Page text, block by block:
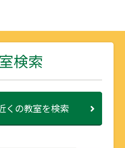
検索
くの教室を検索